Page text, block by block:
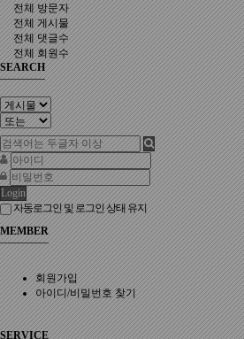
전체 방문자
전체 게시물
전체 댓글수
전체 회원수
SEARCH
Login
자동로그인 및 로그인 상태 유지
MEMBER
회원가입
아이디/비밀번호 찾기
SERVICE